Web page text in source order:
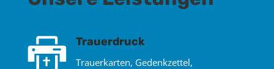
Trauerdruck
Trauerkarten, Gedenkzettel,